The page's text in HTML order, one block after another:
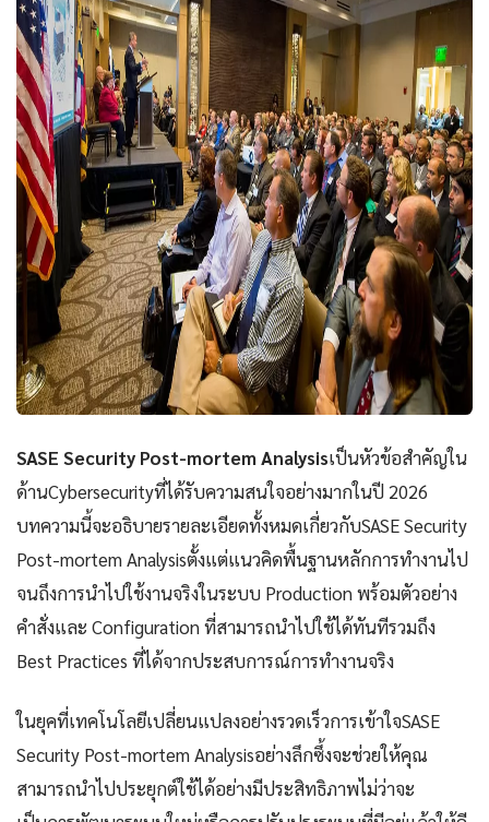
SASE Security Post-mortem Analysisเป็นหัวข้อสำคัญใน
ด้านCybersecurityที่ได้รับความสนใจอย่างมากในปี 2026
บทความนี้จะอธิบายรายละเอียดทั้งหมดเกี่ยวกับSASE Security
Post-mortem Analysisตั้งแต่แนวคิดพื้นฐานหลักการทำงานไป
จนถึงการนำไปใช้งานจริงในระบบ Production พร้อมตัวอย่าง
คำสั่งและ Configuration ที่สามารถนำไปใช้ได้ทันทีรวมถึง
Best Practices ที่ได้จากประสบการณ์การทำงานจริง
ในยุคที่เทคโนโลยีเปลี่ยนแปลงอย่างรวดเร็วการเข้าใจSASE
Security Post-mortem Analysisอย่างลึกซึ้งจะช่วยให้คุณ
สามารถนำไปประยุกต์ใช้ได้อย่างมีประสิทธิภาพไม่ว่าจะ